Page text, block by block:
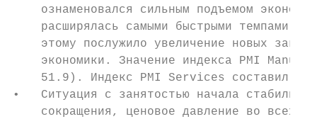
ознаменовался сильным подъемом
расширялась самыми быстрыми темпами
этому послужило увеличение новых
экономики. Значение индекса PMI
51.9). Индекс PMI Services составил в
•   Ситуация с занятостью начала
сокращения, ценовое давление во всех